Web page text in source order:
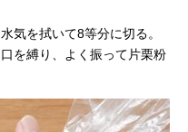
気を拭いて8等分に切る。
を縛り、よく振って片栗粉